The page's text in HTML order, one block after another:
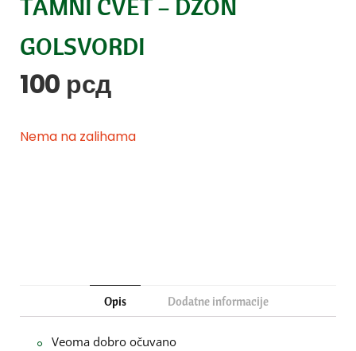
TAMNI CVET – DŽON
GOLSVORDI
100 рсд
Nema na zalihama
Opis Dodatne informacije
Veoma dobro očuvano